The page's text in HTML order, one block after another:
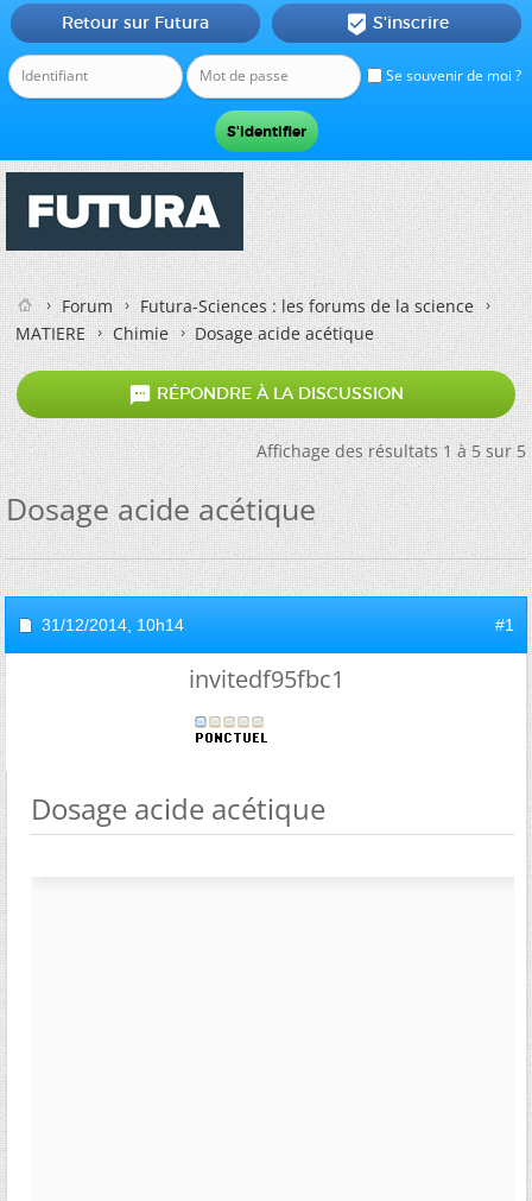
Se souvenir de moi ?
Retour sur Futura  S'inscrire
Forum
Futura-Sciences : les forums de la science
MATIERE
Chimie Dosage acide acétique
 RÉPONDRE À LA DISCUSSION
Affichage des résultats 1 à 5 sur 5
Dosage acide acétique
31/12/2014, 10h14 #1
invitedf95fbc1
Dosage acide acétique